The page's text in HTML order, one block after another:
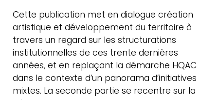
Cette publication met en dialogue création
artistique et développement du territoire à
travers un regard sur les structurations
institutionnelles de ces trente dernières
années, et en replaçant la démarche HQAC
dans le contexte d’un panorama d’initiatives
mixtes. La seconde partie se recentre sur la
Actualités
Contact
Newsletter